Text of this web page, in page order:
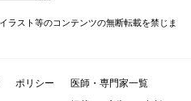
ラスト等のコンテンツの無断転載を禁じま
ポリシー
医師・専門家一覧